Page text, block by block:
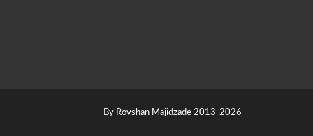
By Rovshan Majidzade 2013-2026